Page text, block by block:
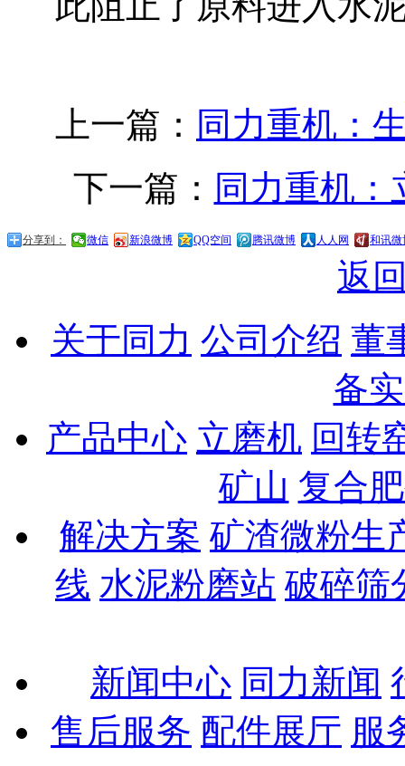
上一篇： 同力重机：
下一篇： 同力重机
分享到： 微信 新浪微博 QQ空间 腾讯微博 人人网 和讯微
返
关于同力 公司介绍 董
备
产品中心 立磨机 回转
矿山 复合
解决方案 矿渣微粉生
线 水泥粉磨站 破碎筛
新闻中心 同力新闻
售后服务 配件展厅 服